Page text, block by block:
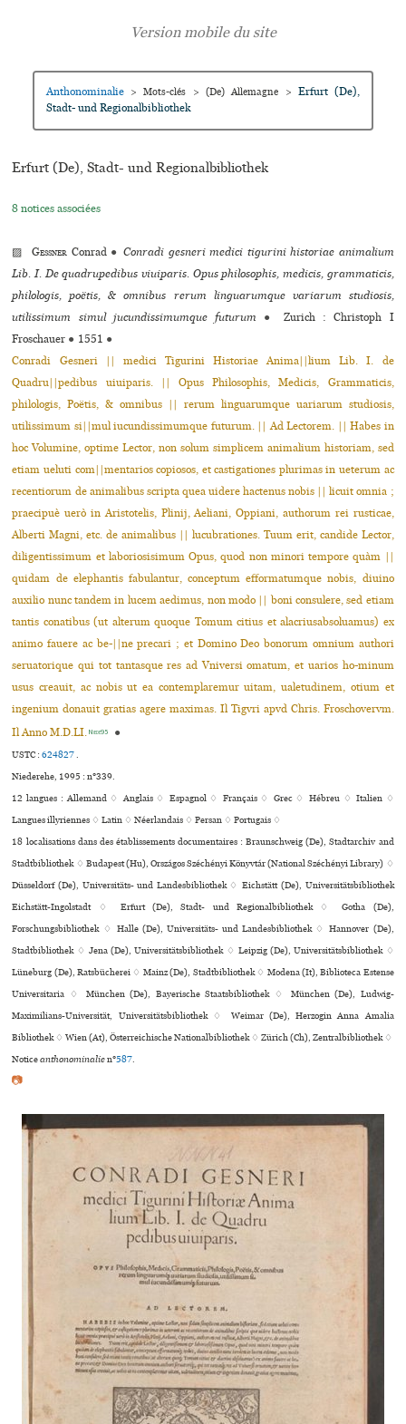
Anthonominalie > Mots-clés > (De) Allemagne >
Erfurt (De),
Stadt- und Regionalbibliothek
Erfurt (De), Stadt- und Regionalbibliothek
8 notices associées
▨Gessner Conrad ● Conradi gesneri medici tigurini historiae animalium
Lib. I. De quadrupedibus viuiparis. Opus philosophis, medicis, grammaticis,
philologis, poëtis, & omnibus rerum linguarumque variarum studiosis,
utilissimum simul jucundissimumque futurum
●
Zurich : Christoph I
Froschauer ● 1551 ●
Conradi Gesneri || medici Tigurini Historiae Anima||lium Lib. I. de
Quadru||pedibus uiuiparis. || Opus Philosophis, Medicis, Grammaticis,
philolo­gis, Poëtis, & omnibus || rerum linguarumque uariarum studiosis,
utilissi­mum si||mul iucundissimumque futurum. || Ad Lectorem. || Habes in
hoc Volumine, optime Lector, non solum simplicem animalium historiam, sed
etiam ueluti com||mentarios copiosos, et castigationes plurimas in ueterum ac
recentiorum de animalibus scripta quea uidere hactenus nobis || licuit omnia ;
praecipuè uerò in Aristotelis, Plinij, Aeliani, Oppiani, authorum rei rusticae,
Alberti Magni, etc. de animalibus || lucubrationes. Tuum erit, can­dide Lector,
diligentissimum et laboriosisimum Opus, quod non minori tempore quàm ||
quidam de elephantis fabulantur, conceptum efformatum­que nobis, diuino
auxilio nunc tandem in lucem aedimus, non modo || boni consulere, sed etiam
tantis conatibus (ut alterum quoque Tomum citius et alacriusabsoluamus) ex
animo fauere ac be-||ne precari ; et Domino Deo bo­norum omnium authori
seruatorique qui tot tantasque res ad Vniversi oma­tum, et uarios ho-minum
usus creauit, ac nobis ut ea contemplaremur uitam, ualetudinem, otium et
ingenium donauit gratias agere maximas. Il Tigvri apvd Chris. Froschovervm.
Il Anno M.D.LI. Niede95 ●
USTC :624827.
Niederehe, 1995 : n°339.
12 langues :Allemand ♢Anglais ♢ Espagnol ♢ Français ♢ Grec ♢ Hébreu ♢ Italien ♢
Langues illyriennes ♢Latin ♢Néerlandais ♢Persan ♢Portugais ♢
18 localisations dans des établissements documentaires : Braunschweig (De), Stadtarchiv and
Stadtbibliothek ♢ Budapest (Hu), Országos Széchényi Könyvtár (National Széchényi Library) ♢
Düsseldorf (De), Universitäts- und Landesbibliothek ♢ Eichstätt (De), Universitätsbibliothek
Eichstätt-Ingolstadt ♢ Erfurt (De), Stadt- und Regionalbibliothek ♢ Gotha (De),
Forschungsbibliothek ♢ Halle (De), Universitäts- und Landesbibliothek ♢ Hannover (De),
Stadtbibliothek ♢ Jena (De), Universitätsbibliothek ♢ Leipzig (De), Universitätsbibliothek ♢
Lüneburg (De), Ratsbücherei ♢ Mainz (De), Stadtbibliothek ♢ Modena (It), Biblioteca Estense
Universitaria ♢ München (De), Bayerische Staatsbibliothek ♢ München (De), Ludwig-
Maximilians-Universität, Universitätsbibliothek ♢ Weimar (De), Herzogin Anna Amalia
Bibliothek ♢ Wien (At), Österreichische Nationalbibliothek ♢ Zürich (Ch), Zentralbibliothek ♢
Noticeanthonominalien°587.
📷